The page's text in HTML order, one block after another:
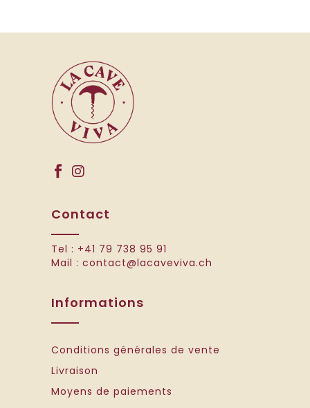
Contact
Tel : +41 79 738 95 91
Mail : contact@lacaveviva.ch
Informations
Conditions générales de vente
Livraison
Moyens de paiements